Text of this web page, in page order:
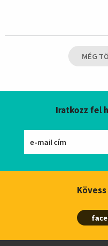
MÉG
Iratkozz fel